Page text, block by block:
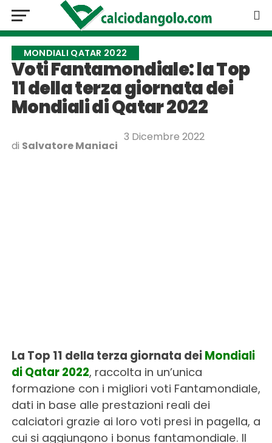
MONDIALI QATAR 2022
Voti Fantamondiale: la Top
11 della terza giornata dei
Mondiali di Qatar 2022
di Salvatore Maniaci
3 Dicembre 2022
La Top 11 della terza giornata dei Mondiali
di Qatar 2022, raccolta in un’unica
formazione con i migliori voti Fantamondiale,
dati in base alle prestazioni reali dei
calciatori grazie ai loro voti presi in pagella, a
cui si aggiungono i bonus fantamondiale. Il